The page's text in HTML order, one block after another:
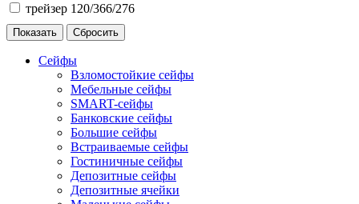
трейзер 120/366/276
Сейфы
Взломостойкие сейфы
Мебельные сейфы
SMART-сейфы
Банковские сейфы
Большие сейфы
Встраиваемые сейфы
Гостиничные сейфы
Депозитные сейфы
Депозитные ячейки